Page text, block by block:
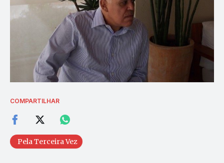
COMPARTILHAR
Pela Terceira Vez